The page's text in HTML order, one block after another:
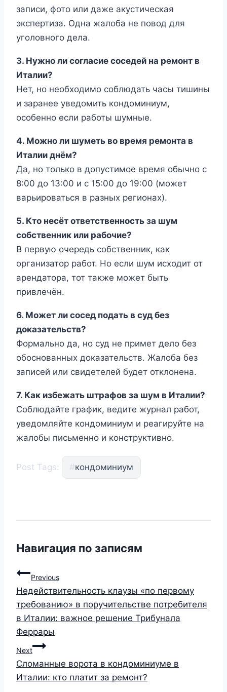
записи, фото или даже акустическая
экспертиза. Одна жалоба не повод для
уголовного дела.
3. Нужно ли согласие соседей на ремонт в
Италии?
Нет, но необходимо соблюдать часы тишины
и заранее уведомить кондоминиум,
особенно если работы шумные.
4. Можно ли шуметь во время ремонта в
Италии днём?
Да, но только в допустимое время обычно с
8:00 до 13:00 и с 15:00 до 19:00 (может
варьироваться в разных регионах).
5. Кто несёт ответственность за шум
собственник или рабочие?
В первую очередь собственник, как
организатор работ. Но если шум исходит от
арендатора, тот также может быть
привлечён.
6. Может ли сосед подать в суд без
доказательств?
Формально да, но суд не примет дело без
обоснованных доказательств. Жалоба без
записей или свидетелей будет отклонена.
7. Как избежать штрафов за шум в Италии?
Соблюдайте график, ведите журнал работ,
уведомляйте кондоминиум и реагируйте на
жалобы письменно и конструктивно.
Post Tags: #кондоминиум
Навигация по записям
Previous
Недействительность клаузы «по первому
требованию» в поручительстве потребителя
в Италии: важное решение Трибунала
Феррары
Next
Сломанные ворота в кондоминиуме в
Италии: кто платит за ремонт?